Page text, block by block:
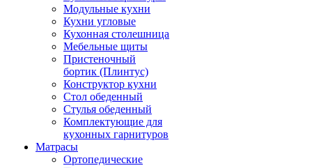
Модульные кухни
Кухни угловые
Кухонная столешница
Мебельные щиты
Пристеночный
бортик (Плинтус)
Конструктор кухни
Стол обеденный
Стулья обеденный
Комплектующие для
кухонных гарнитуров
Матраcы
Ортопедические